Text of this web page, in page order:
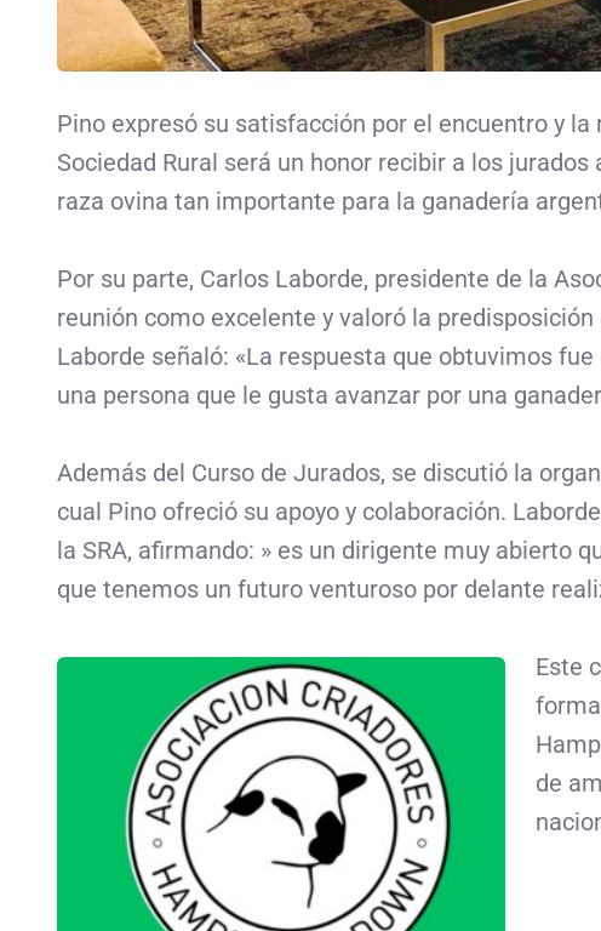
Pino expresó su satisfacción por el encuentro y
Sociedad Rural será un honor recibir a los
raza ovina tan importante para la ganadería
Por su parte, Carlos Laborde, presidente de la
reunión como excelente y valoró la
Laborde señaló: «La respuesta que obtuvimos
una persona que le gusta avanzar por una
Además del Curso de Jurados, se discutió la
cual Pino ofreció su apoyo y colaboración.
la SRA, afirmando: » es un dirigente muy abierto
que tenemos un futuro venturoso por delante
Este
de